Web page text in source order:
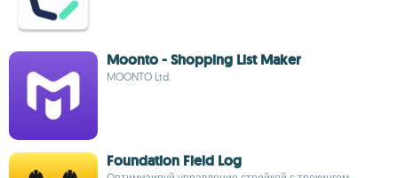
Moonto - Shopping List Maker
MOONTO Ltd.
Foundation Field Log